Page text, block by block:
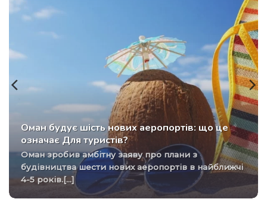
Оман будує шість нових аеропортів: що це
означає Для туристів?
Оман зробив амбітну заяву про плани з
будівництва шести нових аеропортів в найближчі
4-5 років.[...]